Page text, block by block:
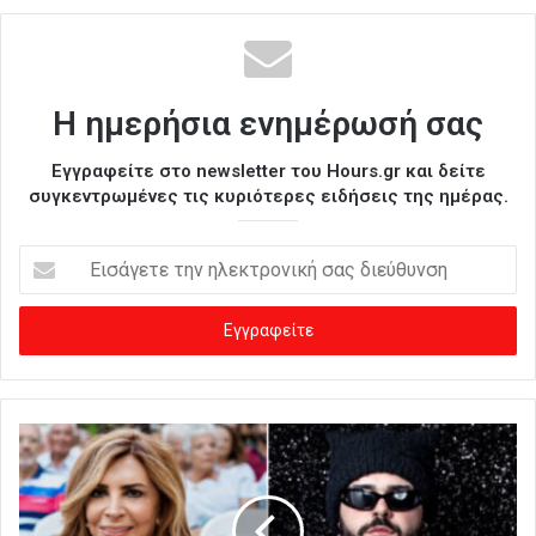
Η ημερήσια ενημέρωσή σας
Εγγραφείτε στο newsletter του Hours.gr και δείτε
συγκεντρωμένες τις κυριότερες ειδήσεις της ημέρας.
σ
γ
ε
ε
τ
η
ν